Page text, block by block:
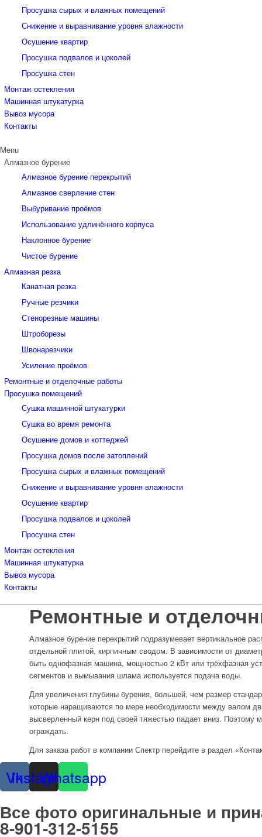
Просушка сырых и влажных помещений
Снижение и выравнивание уровня влажности
Осушение квартир
Просушка подвалов и цоколей
Просушка стен
Монтаж остекления
Машинная штукатурка
Вывоз мусора
Контакты
Menu
Алмазное бурение
Алмазное бурение перекрытий
Алмазное сверление стен
Выбуривание проёмов
Использование удлинённого корпуса
Наклонное бурение
Чистое бурение
Алмазная резка
Канатная резка
Ручные резчики
Стенорезные машины
Штроборезы
Швонарезчики
Усиление проёмов
Ремонтные и отделочные работы
Просушка помещений
Сушка машинной штукатурки
Сушка во время ремонта
Осушение домов и коттеджей
Просушка домов после затоплений
Просушка сырых и влажных помещений
Снижение и выравнивание уровня влажности
Осушение квартир
Просушка подвалов и цоколей
Просушка стен
Монтаж остекления
Машинная штукатурка
Вывоз мусора
Контакты
Ремонтные и
Алмазное бурение перекрытий подразумевает вертикальное
отдельной плитой, кирпичным сводом. В зависимости от
быть однофазная машина, мощностью 2 кВт или трёхфазная
сегментов и вымывания шлама используется подача воды.
Для увеличения глубины бурения, большей, чем размер
которые наращиваются по мере необходимости между валом
высверленный керн под своей тяжестью падает вниз. Поэтому
ограждать.
Для заказа работ в компании Спектр перейдите в раздел
Vk
Instagram
Whatsapp
Все фото оригинальные и
8-901-312-5155